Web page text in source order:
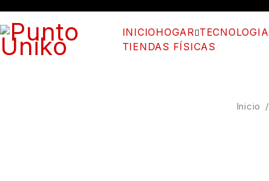
INICIOHOGAR TECNOLOGIA
TIENDAS FÍSICAS
Inicio /